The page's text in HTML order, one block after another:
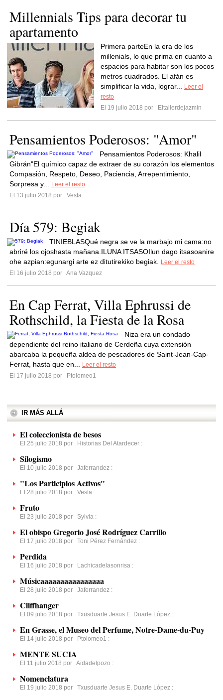
Millennials Tips para decorar tu
apartamento
Primera parteEn la era de los
millenials, lo que prima en cuanto a
espacios para habitar son los pocos
metros cuadrados. El afán es
simplificar la vida, lograr...
Leer el
resto
El 19 julio 2018 por
Eltallerdejazmin
Pensamientos Poderosos: "Amor"
Pensamientos Poderosos: Khalil
Gibrán"El químico capaz de extraer de su corazón los elementos
Compasión, Respeto, Deseo, Paciencia, Arrepentimiento,
Sorpresa y...
Leer el resto
El 13 julio 2018 por
Vesta
Día 579: Begiak
TINIEBLASQué negra se ve la marbajo mi cama:no
abriré los ojoshasta mañana.ILUNA ITSASOIlun dago itsasoanire
ohe azpian:egunargi arte ez ditutirekiko begiak.
Leer el resto
El 16 julio 2018 por Ana Vazquez
En Cap Ferrat, Villa Ephrussi de
Rothschild, la Fiesta de la Rosa
Niza era un condado
dependiente del reino italiano de Cerdeña cuya extensión
abarcaba la pequeña aldea de pescadores de Saint-Jean-Cap-
Ferrat, hasta que en...
Leer el resto
El 17 julio 2018 por
Ptolomeo1
IR MÁS ALLÁ
El coleccionista de besos
El 25 julio 2018 por Historias Del Atardecer :
Silogismo
El 10 julio 2018 por Jaferrandez :
"Los Participios Activos"
El 28 julio 2018 por Vesta :
Fruto
El 23 julio 2018 por Sylvia :
El obispo Gregorio José Rodríguez Carrillo
El 17 julio 2018 por Toni Pérez Fernández :
Perdida
El 16 julio 2018 por Lachicadelasonrisa :
Músicaaaaaaaaaaaaaaaa
El 28 julio 2018 por Jaferrandez :
Cliffhanger
El 09 julio 2018 por Txusduarte Jesus E. Duarte López :
En Grasse, el Museo del Perfume, Notre-Dame-du-Puy
El 14 julio 2018 por Ptolomeo1 :
MENTE SUCIA
El 11 julio 2018 por Aidadelpozo :
Nomenclatura
El 19 julio 2018 por Txusduarte Jesus E. Duarte López :